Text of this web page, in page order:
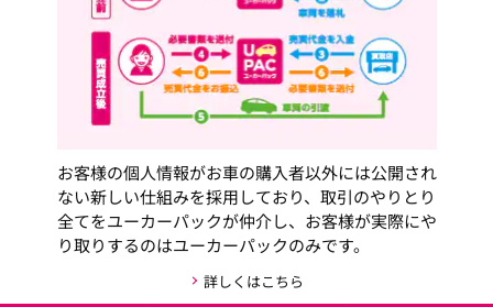
お客様の個人情報がお車の購入者以外には公開され
ない新しい仕組みを採用しており、取引のやりとり
全てをユーカーパックが仲介し、お客様が実際にや
り取りするのはユーカーパックのみです。
詳しくはこちら